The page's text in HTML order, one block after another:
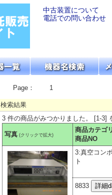
中古装置について
電話での問い合わせ
Page： 1
検索結果
3 件の商品がみつかりました。 [1-3]
写真 (クリックで拡大)
商品カテゴ
商品NO
3:真空コン
ト
8833